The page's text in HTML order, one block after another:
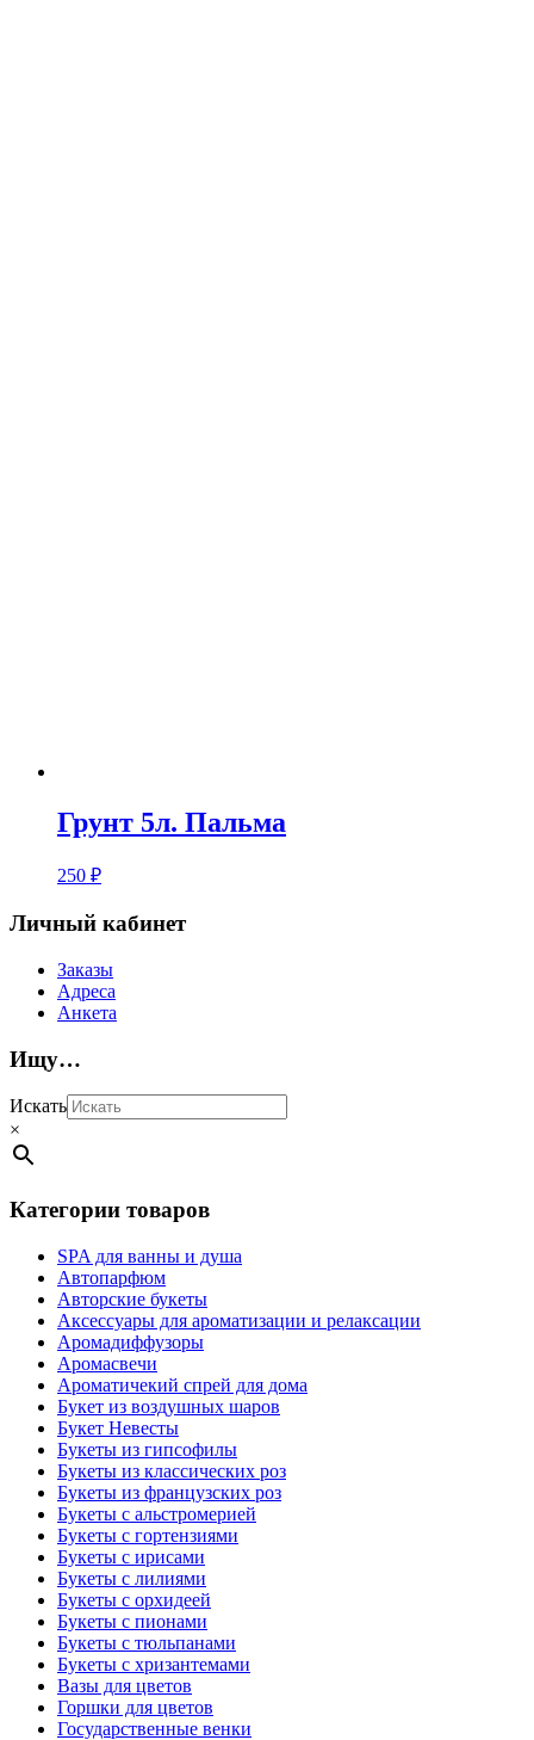
Грунт 5л. Пальма
250 ₽
Личный кабинет
Заказы
Адреса
Анкета
Ищу…
Искать
×
Категории товаров
SPA для ванны и душа
Автопарфюм
Авторские букеты
Аксессуары для ароматизации и релаксации
Аромадиффузоры
Аромасвечи
Ароматичекий спрей для дома
Букет из воздушных шаров
Букет Невесты
Букеты из гипсофилы
Букеты из классических роз
Букеты из французских роз
Букеты с альстромерией
Букеты с гортензиями
Букеты с ирисами
Букеты с лилиями
Букеты с орхидеей
Букеты с пионами
Букеты с тюльпанами
Букеты с хризантемами
Вазы для цветов
Горшки для цветов
Государственные венки